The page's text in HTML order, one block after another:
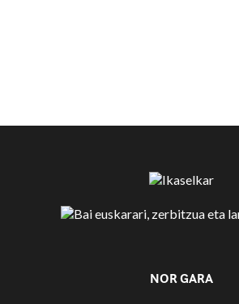
NOR GARA